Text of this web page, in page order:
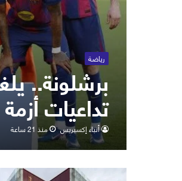
رياضة
برشلونة..
تداعيات
أنباء إكسبريس منذ 21 ساعة